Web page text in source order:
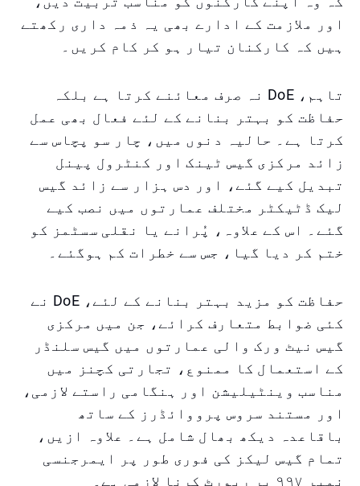
اور ملازمت کے ادارے بھی یہ ذمہ داری رکھتے
ہیں کہ کارکنان تیار ہو کر کام کریں۔
تاہم، DoE نہ صرف معائنے کرتا ہے بلکہ
حفاظت کو بہتر بنانے کے لئے فعال بھی عمل
کرتا ہے۔ حالیہ دنوں میں، چار سو پچاس سے
زائد مرکزی گیس ٹینک اور کنٹرول پینل
تبدیل کیے گئے، اور دس ہزار سے زائد گیس
لیک ڈٹیکٹر مختلف عمارتوں میں نصب کیے
گئے۔ اس کے علاوہ، پُرانے یا نقلی سسٹمز کو
ختم کر دیا گیا، جس سے خطرات کم ہوگئے۔
حفاظت کو مزید بہتر بنانے کے لئے، DoE نے
کئی ضوابط متعارف کرائے، جن میں مرکزی
گیس نیٹ ورک والی عمارتوں میں گیس سلنڈر
کے استعمال کا ممنوع، تجارتی کچنز میں
مناسب وینٹیلیشن اور ہنگامی راستے لازمی،
اور مستند سروس پرووائڈرز کے ساتھ
باقاعدہ دیکھ بھال شامل ہے۔ علاوہ ازیں،
تمام گیس لیکز کی فوری طور پر ایمرجنسی
نمبر ۹۹۷ پر رپورٹ کرنا لازمی ہے۔